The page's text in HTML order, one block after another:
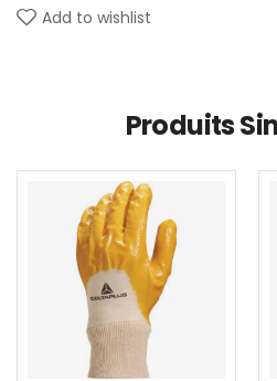
Add to wishlist
Produits